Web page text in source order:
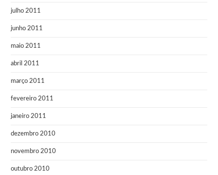
julho 2011
junho 2011
maio 2011
abril 2011
março 2011
fevereiro 2011
janeiro 2011
dezembro 2010
novembro 2010
outubro 2010